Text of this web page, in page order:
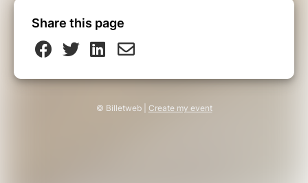
Share this page
© Billetweb | Create my event